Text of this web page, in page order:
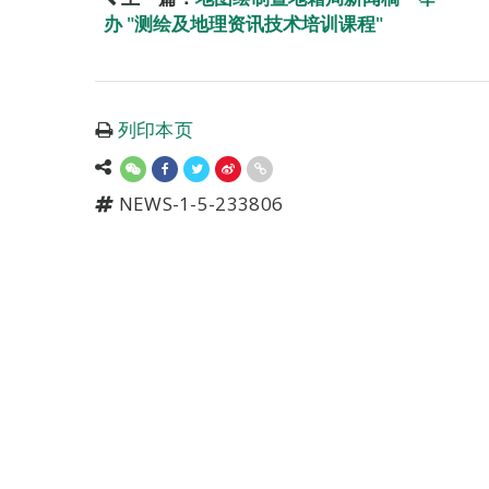
办 "测绘及地理资讯技术培训课程"
列印本页
NEWS-1-5-233806